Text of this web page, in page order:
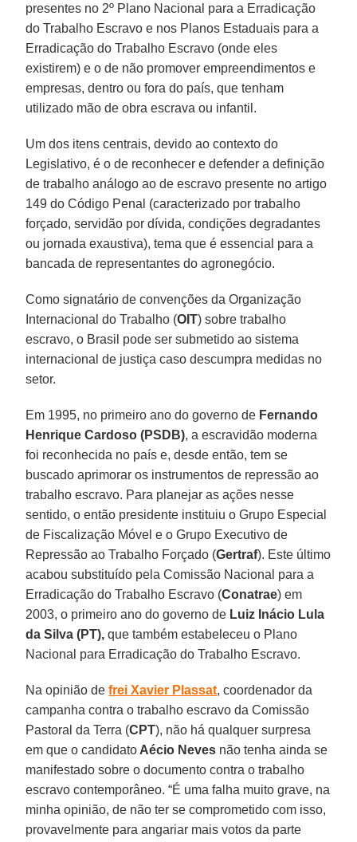
presentes no 2º Plano Nacional para a Erradicação
do Trabalho Escravo e nos Planos Estaduais para a
Erradicação do Trabalho Escravo (onde eles
existirem) e o de não promover empreendimentos e
empresas, dentro ou fora do país, que tenham
utilizado mão de obra escrava ou infantil.
Um dos itens centrais, devido ao contexto do
Legislativo, é o de reconhecer e defender a definição
de trabalho análogo ao de escravo presente no artigo
149 do Código Penal (caracterizado por trabalho
forçado, servidão por dívida, condições degradantes
ou jornada exaustiva), tema que é essencial para a
bancada de representantes do agronegócio.
Como signatário de convenções da Organização
Internacional do Trabalho (OIT) sobre trabalho
escravo, o Brasil pode ser submetido ao sistema
internacional de justiça caso descumpra medidas no
setor.
Em 1995, no primeiro ano do governo de Fernando
Henrique Cardoso (PSDB), a escravidão moderna
foi reconhecida no país e, desde então, tem se
buscado aprimorar os instrumentos de repressão ao
trabalho escravo. Para planejar as ações nesse
sentido, o então presidente instituiu o Grupo Especial
de Fiscalização Móvel e o Grupo Executivo de
Repressão ao Trabalho Forçado (Gertraf). Este último
acabou substituído pela Comissão Nacional para a
Erradicação do Trabalho Escravo (Conatrae) em
2003, o primeiro ano do governo de Luiz Inácio Lula
da Silva (PT), que também estabeleceu o Plano
Nacional para Erradicação do Trabalho Escravo.
Na opinião defrei Xavier Plassat, coordenador da
campanha contra o trabalho escravo da Comissão
Pastoral da Terra (CPT), não há qualquer surpresa
em que o candidato Aécio Neves não tenha ainda se
manifestado sobre o documento contra o trabalho
escravo contemporâneo. “É uma falha muito grave, na
minha opinião, de não ter se comprometido com isso,
provavelmente para angariar mais votos da parte